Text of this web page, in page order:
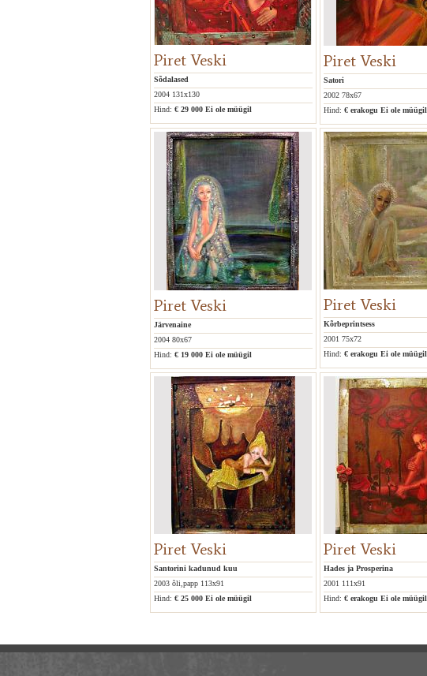
Piret Veski maalinäitus
Piret Veski
Sõdalased
2004 131x130
Hind: € 29 000 Ei ole müügil
Piret Veski
Satori
2002 78x67
Hind: € erakogu Ei ole müügil
Piret Veski
Järvenaine
2004 80x67
Hind: € 19 000 Ei ole müügil
Piret Veski
Kõrbeprintsess
2001 75x72
Hind: € erakogu Ei ole müügil
Piret Veski
Santorini kadunud kuu
2003 õli,papp 113x91
Hind: € 25 000 Ei ole müügil
Piret Veski
Hades ja Prosperina
2001 111x91
Hind: € erakogu Ei ole müügil